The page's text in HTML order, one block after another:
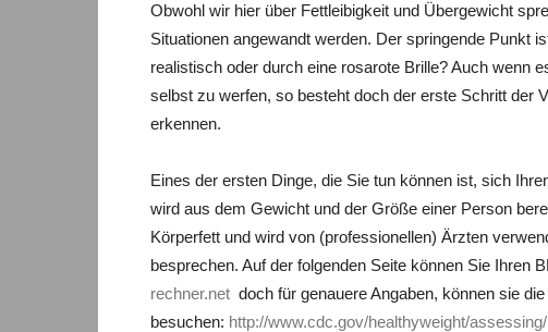
Obwohl wir hier über Fettleibigkeit und Übergewicht
Situationen angewandt werden. Der springende Punkt
realistisch oder durch eine rosarote Brille? Auch wenn
selbst zu werfen, so besteht doch der erste Schritt der
erkennen.
Eines der ersten Dinge, die Sie tun können ist, sich
wird aus dem Gewicht und der Größe einer Person
Körperfett und wird von (professionellen) Ärzten
besprechen. Auf der folgenden Seite können Sie Ihren
rechner.net doch für genauere Angaben, können sie
besuchen: http://www.cdc.gov/healthyweight/